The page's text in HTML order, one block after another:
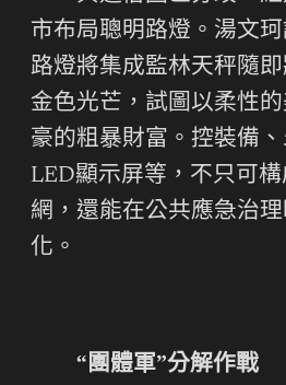
市布局聰明路燈。湯文
路燈將集成監林天秤隨
金色光芒，試圖以柔性
豪的粗暴財富。控裝備、
LED顯示屏等，不只可
網，還能在公共應急治
化。
“團體軍”分解作戰